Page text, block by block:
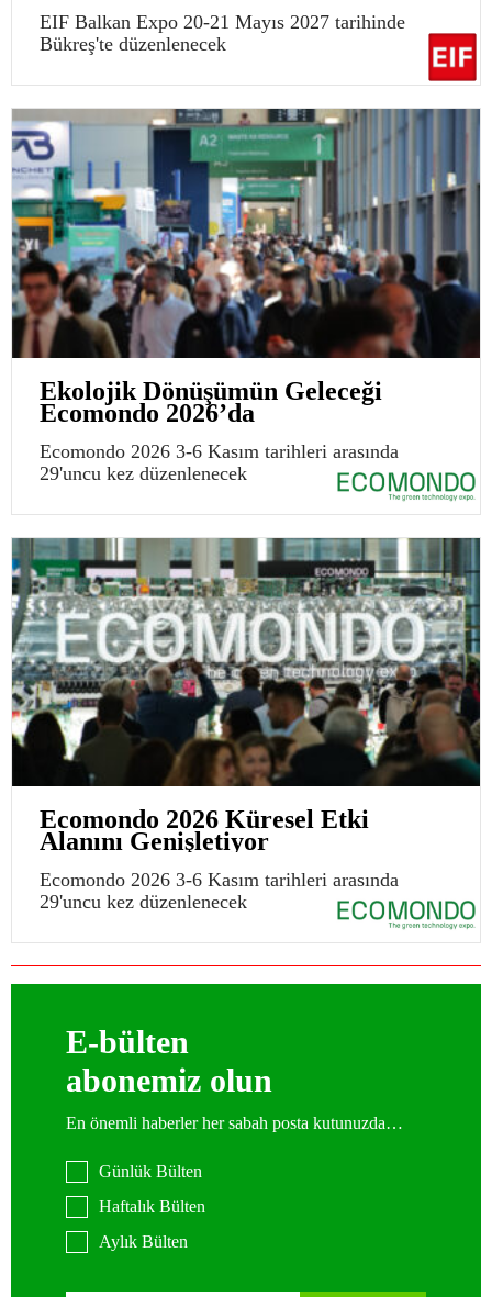
EIF Balkan Expo 20-21 Mayıs 2027 tarihinde
Bükreş'te düzenlenecek
Ekolojik Dönüşümün Geleceği
Ecomondo 2026’da
Ecomondo 2026 3-6 Kasım tarihleri arasında
29'uncu kez düzenlenecek
Ecomondo 2026 Küresel Etki
Alanını Genişletiyor
Ecomondo 2026 3-6 Kasım tarihleri arasında
29'uncu kez düzenlenecek
E-bülten
abonemiz olun
En önemli haberler her sabah posta kutunuzda…
Günlük Bülten
Haftalık Bülten
Aylık Bülten